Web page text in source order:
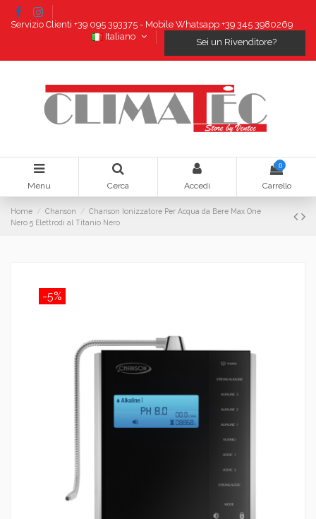
Servizio Clienti +39 095 393375 - Mobile Whatsapp +39 345 3980269
Italiano
Sei un Rivenditore?
Menu Cerca Accedi
0
Carrello
Home Chanson
Chanson Ionizzatore Per Acqua da Bere Max One
Nero 5 Elettrodi al Titanio Nero
-5%